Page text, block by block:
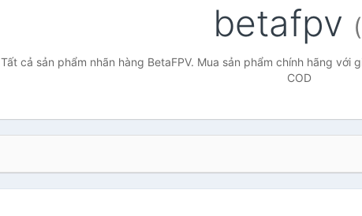
betafpv
Tất cả sản phẩm nhãn hàng BetaFPV. Mua sản phẩm chính hãng với
COD